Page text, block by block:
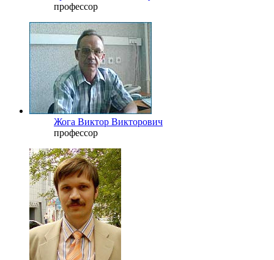
профессор
Жога Виктор Викторович
профессор